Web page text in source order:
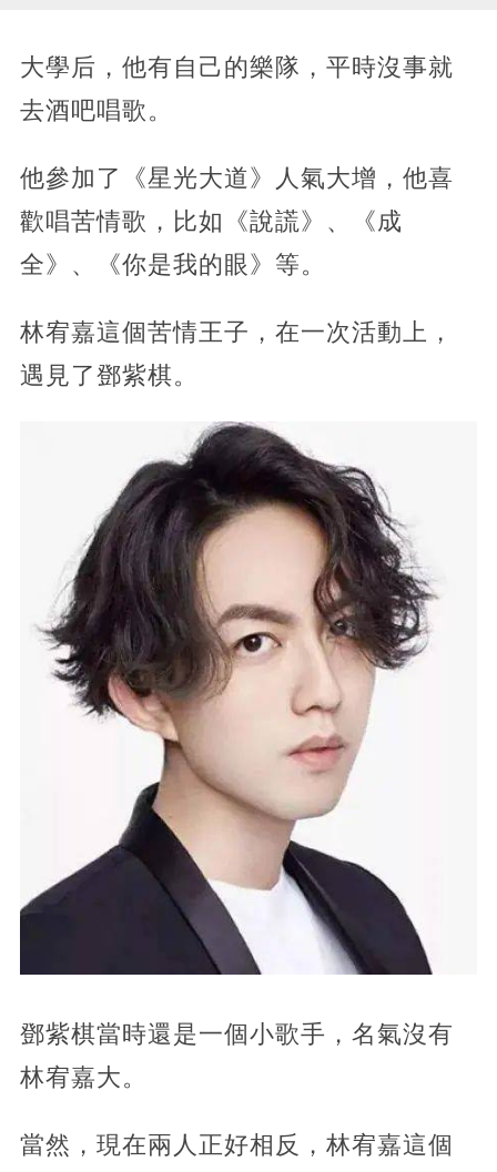
大學后，他有自己的樂隊，平時沒事就
去酒吧唱歌。
他參加了《星光大道》人氣大增，他喜
歡唱苦情歌，比如《說謊》、《成
全》、《你是我的眼》等。
林宥嘉這個苦情王子，在一次活動上，
遇見了鄧紫棋。
鄧紫棋當時還是一個小歌手，名氣沒有
林宥嘉大。
當然，現在兩人正好相反，林宥嘉這個